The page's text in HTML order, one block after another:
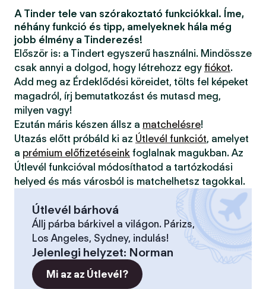
A Tinder tele van szórakoztató funkciókkal. Íme,
néhány funkció és tipp, amelyeknek hála még
jobb élmény a Tinderezés!
Először is: a Tindert egyszerű használni. Mindössze
csak annyi a dolgod, hogy létrehozz egy fiókot.
Add meg az Érdeklődési köreidet, tölts fel képeket
magadról, írj bemutatkozást és mutasd meg,
milyen vagy!
Ezután máris készen állsz a matchelésre!
Utazás előtt próbáld ki az Útlevél funkciót, amelyet
a prémium előfizetéseink foglalnak magukban. Az
Útlevél funkcióval módosíthatod a tartózkodási
helyed és más városból is matchelhetsz tagokkal.
Útlevél bárhová
Állj párba bárkivel a világon. Párizs,
Los Angeles, Sydney, indulás!
Jelenlegi helyzet: Norman
Mi az az Útlevél?